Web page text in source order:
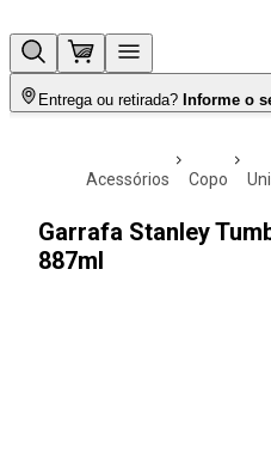
Entrega ou retirada? Informe o
acessórios copo
Garrafa Stanley
887ml